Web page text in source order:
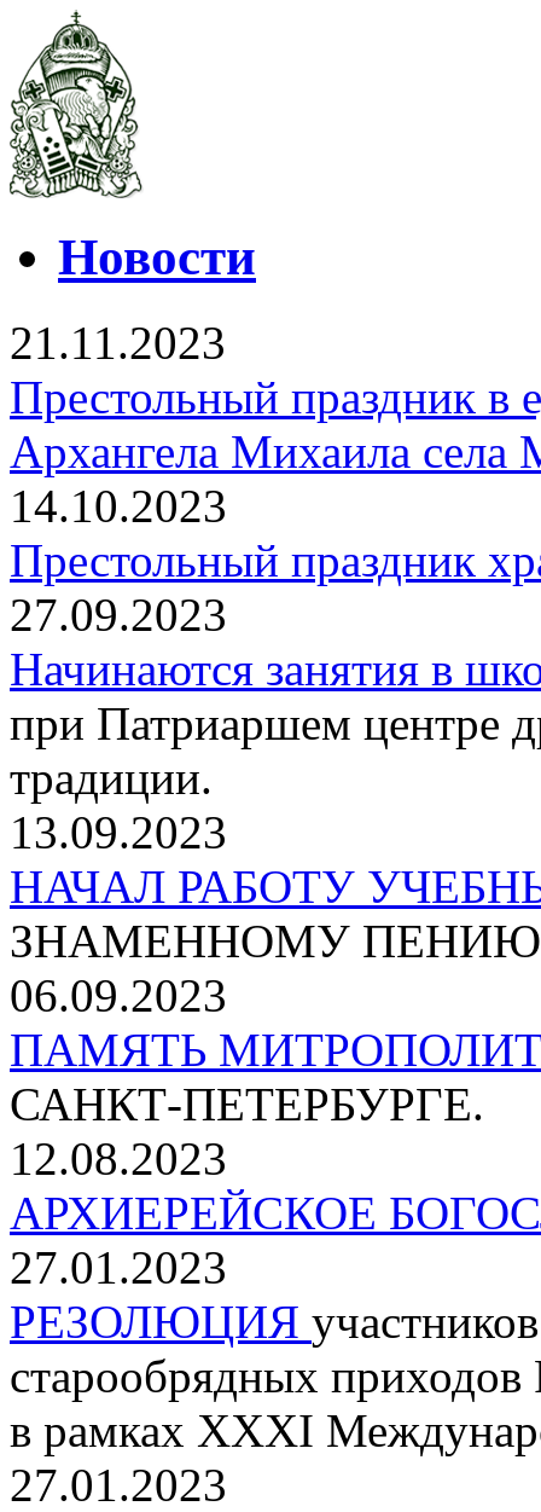
Новости
21.11.2023
Престольный праздник в
Архангела Михаила села
14.10.2023
Престольный праздник
27.09.2023
Начинаются занятия в
при Патриаршем центре
традиции.
13.09.2023
НАЧАЛ РАБОТУ
ЗНАМЕННОМУ ПЕНИЮ
06.09.2023
ПАМЯТЬ
САНКТ-ПЕТЕРБУРГЕ.
12.08.2023
АРХИЕРЕЙСКОЕ
27.01.2023
РЕЗОЛЮЦИЯ
старообрядных
в рамках XXXI
27.01.2023